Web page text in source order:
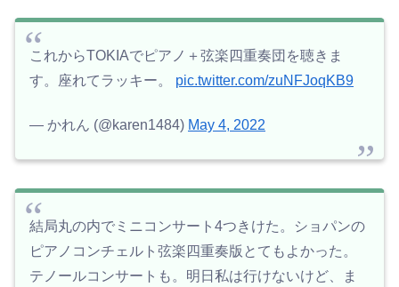
これからTOKIAでピアノ＋弦楽四重奏団を聴きま
す。座れてラッキー。 pic.twitter.com/zuNFJoqKB9
— かれん (@karen1484) May 4, 2022
結局丸の内でミニコンサート4つきけた。ショパンの
ピアノコンチェルト弦楽四重奏版とてもよかった。
テノールコンサートも。明日私は行けないけど、ま